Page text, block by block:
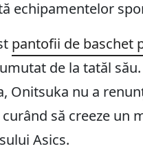
echipamentelor
pantofii de baschet
de la tatăl
Onitsuka nu a
să creeze un
Asics.